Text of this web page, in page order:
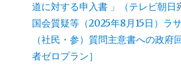
道に対する申入書 」（テレビ朝日
国会質疑等（2025年8月15日）ラ
（社民・参）質問主意書への政府
者ゼロプラン］